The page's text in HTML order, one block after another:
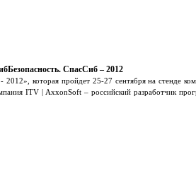
СпасСиб – 2012
2012», которая пройдет 25-27 сентября на стенде
ITV | AxxonSoft – российский разработчик